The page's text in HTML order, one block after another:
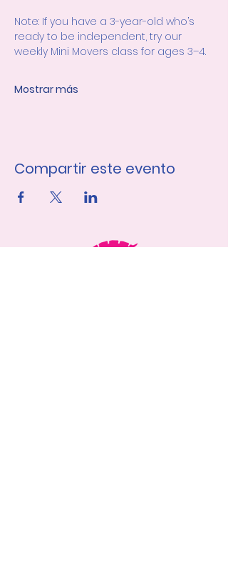
Note: If you have a 3-year-old who’s
ready to be independent, try our
weekly Mini Movers class for ages 3–4.
Mostrar más
Compartir este evento